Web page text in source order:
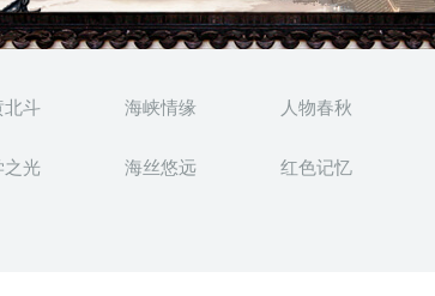
北斗 海峡情缘 人物春秋
之光 海丝悠远 红色记忆